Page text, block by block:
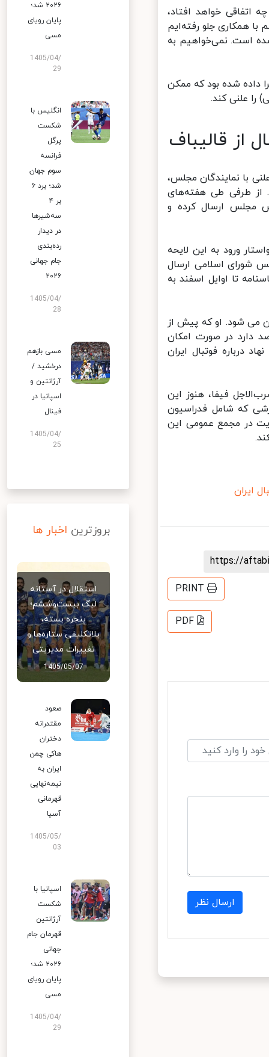
خواهد افتاد،
همکاری جلو رفته‌ایم
است. نمی‌خواهیم به
داده شده بود که ممکن
علنی کند.
قالیباف
با نمایندگان مجلس،
طرفی طی هفته‌های
مجلس ارسال کرده و
ورود به این لایحه
اسلامی ارسال
تا اوایل اسفند به
وارد ایران می ‌شود. او که پیش از
دارد در صورت امکان
درباره فوتبال ایران
فیفا، هنوز این
که شامل فدراسیون
در مجمع عمومی این
ایران
https://
PRINT
PDF
ارسال نظر
۲۰۲۶ شد؛
پایان رویای
مسی
1405/04/
29
انگلیس با
شکست
پرگل
فرانسه
سوم جهان
شد؛ برد ۶
بر ۴
سه‌شیرها
در دیدار
رده‌بندی
جام جهانی
۲۰۲۶
1405/04/
28
مسی بازهم
درخشید /
آرژانتین و
اسپانیا در
فینال
1405/04/
25
بروزترین اخبار ها
استقلال در آستانه
لیگ بیست‌وششم؛
پنجره بسته،
بلاتکلیفی ستاره‌ها و
تغییرات مدیریتی
1405/05/07
صعود
مقتدرانه
دختران
هاکی چمن
ایران به
نیمه‌نهایی
قهرمانی
آسیا
1405/05/
03
اسپانیا با
شکست
آرژانتین
قهرمان جام
جهانی
۲۰۲۶ شد؛
پایان رویای
مسی
1405/04/
29